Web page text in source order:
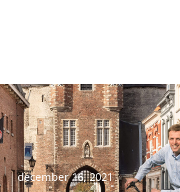
december 16, 2021